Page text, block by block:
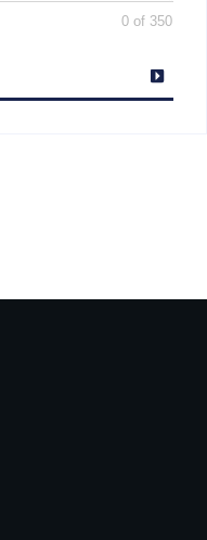
0 of 350